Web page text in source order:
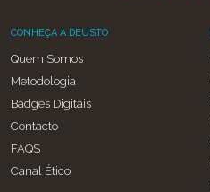
CONHEÇA A DEUSTO
Quem Somos
Metodologia
Badges Digitais
Contacto
FAQS
Canal Ético